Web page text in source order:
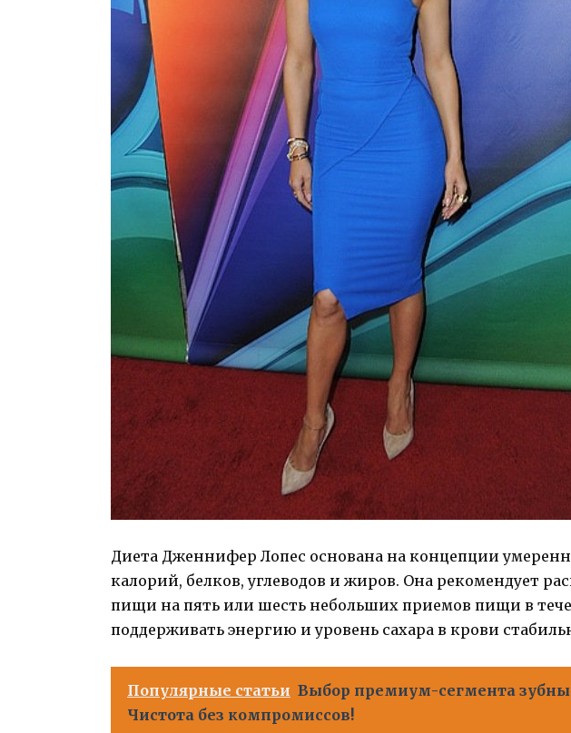
Диета Дженнифер Лопес основана на концепции
калорий, белков, углеводов и жиров. Она рекомендует
пищи на пять или шесть небольших приемов пищи в
поддерживать энергию и уровень сахара в крови
Популярные статьи Выбор премиум-сегмента
Чистота без компромиссов!